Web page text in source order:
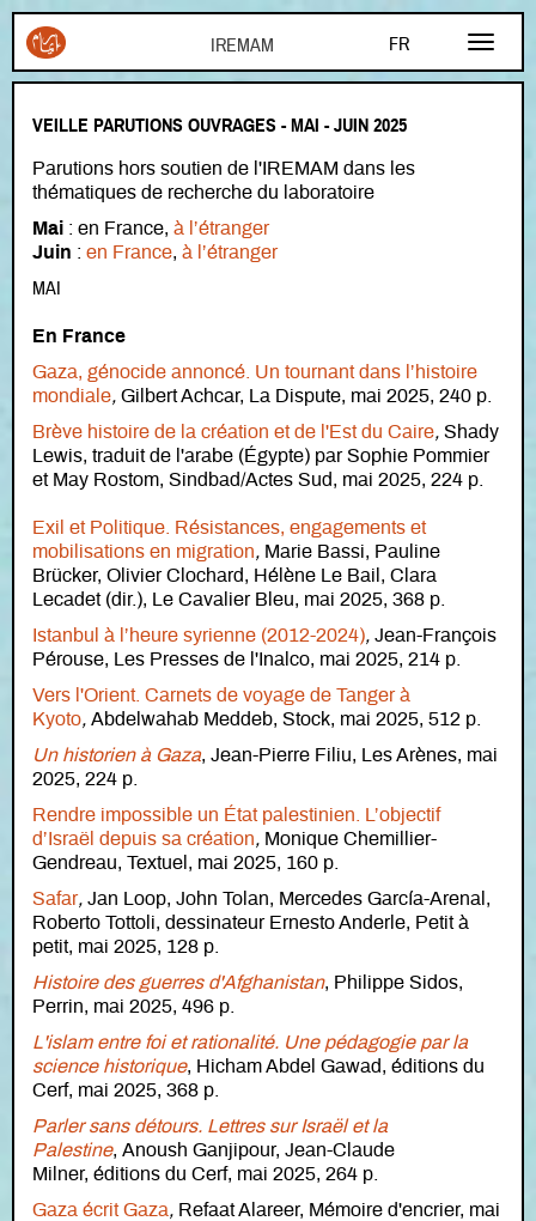
FR
AR
EN
Aller au contenu principal
VEILLE PARUTIONS OUVRAGES - MAI - JUIN 2025
Parutions hors soutien de l'IREMAM dans les
thématiques de recherche du laboratoire
Mai : en France, à l’étranger
Juin : en France, à l’étranger
MAI
En France
Gaza, génocide annoncé. Un tournant dans l’histoire
mondiale, Gilbert Achcar, La Dispute, mai 2025, 240 p.
Brève histoire de la création et de l'Est du Caire, Shady
Lewis, traduit de l'arabe (Égypte) par Sophie Pommier
et May Rostom, Sindbad/Actes Sud, mai 2025, 224 p.
Exil et Politique. Résistances, engagements et
mobilisations en migration, Marie Bassi, Pauline
Brücker, Olivier Clochard, Hélène Le Bail, Clara
Lecadet (dir.), Le Cavalier Bleu, mai 2025, 368 p.
Istanbul à l’heure syrienne (2012-2024), Jean-François
Pérouse, Les Presses de l'Inalco, mai 2025, 214 p.
Vers l'Orient. Carnets de voyage de Tanger à
Kyoto, Abdelwahab Meddeb, Stock, mai 2025, 512 p.
Un historien à Gaza, Jean-Pierre Filiu, Les Arènes, mai
2025, 224 p.
Rendre impossible un État palestinien. L’objectif
d’Israël depuis sa création, Monique Chemillier-
Gendreau, Textuel, mai 2025, 160 p.
Safar, Jan Loop, John Tolan, Mercedes García-Arenal,
Roberto Tottoli, dessinateur Ernesto Anderle, Petit à
petit, mai 2025, 128 p.
Histoire des guerres d'Afghanistan, Philippe Sidos,
Perrin, mai 2025, 496 p.
L'islam entre foi et rationalité. Une pédagogie par la
science historique, Hicham Abdel Gawad, éditions du
Cerf, mai 2025, 368 p.
Parler sans détours. Lettres sur Israël et la
Palestine, Anoush Ganjipour, Jean-Claude
Milner, éditions du Cerf, mai 2025, 264 p.
Gaza écrit Gaza, Refaat Alareer, Mémoire d'encrier, mai